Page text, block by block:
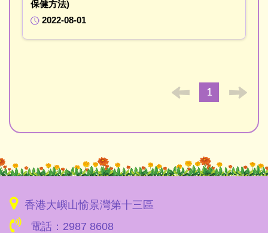
保健方法)
2022-08-01
1
香港大嶼山愉景灣第十三區
電話：2987 8608